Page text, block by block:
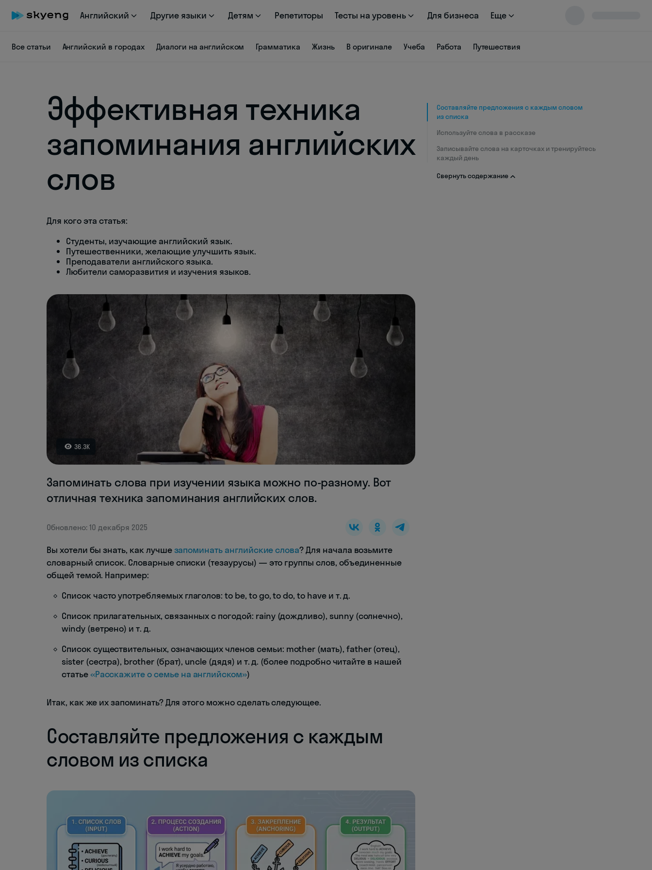
Английский Другие языки Детям Репетиторы Тесты на уровень Для бизнеса Еще
Все статьи Английский в городах Диалоги на английском Грамматика Жизнь В оригинале Учеба Работа Путешествия
Эффективная техника
запоминания английских
слов
Для кого эта статья:
Студенты, изучающие английский язык.
Путешественники, желающие улучшить язык.
Преподаватели английского языка.
Любители саморазвития и изучения языков.
36.3K
Запоминать слова при изучении языка можно по-разному. Вот
отличная техника запоминания английских слов.
Обновлено: 10 декабря 2025
Вы хотели бы знать, как лучшезапоминать английские слова? Для начала возьмите
словарный список. Словарные списки (тезаурусы) — это группы слов, объединенные
общей темой. Например:
Список часто употребляемых глаголов: to be, to go, to do, to have и т. д.
Список прилагательных, связанных с погодой: rainy (дождливо), sunny (солнечно),
windy (ветрено) и т. д.
Список существительных, означающих членов семьи: mother (мать), father (отец),
sister (сестра), brother (брат), uncle (дядя) и т. д. (более подробно читайте в нашей
статье «Расскажите о семье на английском»)
Итак, как же их запоминать? Для этого можно сделать следующее.
Составляйте предложения с каждым
словом из списка
Составляйте предложения с каждым словом
из списка
Используйте слова в рассказе
Записывайте слова на карточках и тренируйтесь
каждый день
Свернуть содержание